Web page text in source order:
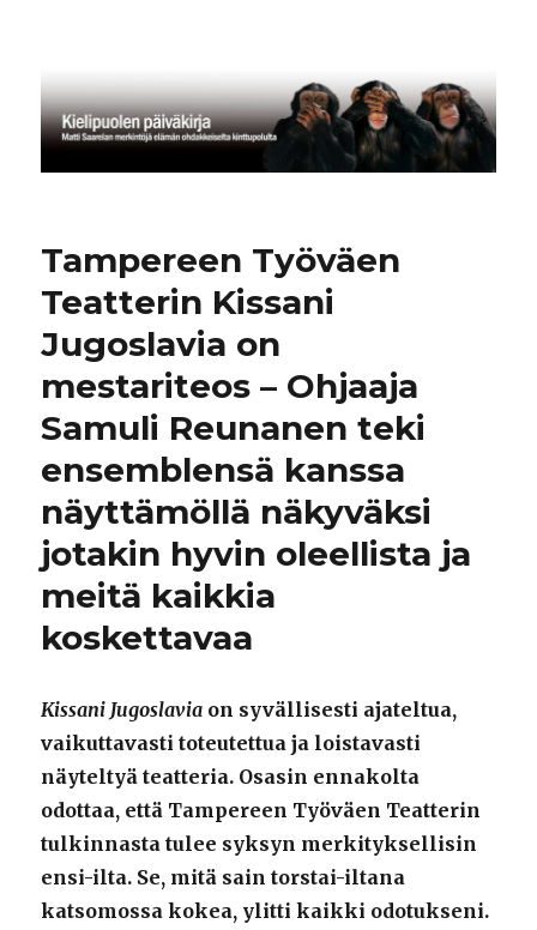
Tampereen Työväen
Teatterin Kissani
Jugoslavia on
mestariteos – Ohjaaja
Samuli Reunanen teki
ensemblensä kanssa
näyttämöllä näkyväksi
jotakin hyvin oleellista ja
meitä kaikkia
koskettavaa
Kissani Jugoslavia on syvällisesti ajateltua,
vaikuttavasti toteutettua ja loistavasti
näyteltyä teatteria. Osasin ennakolta
odottaa, että Tampereen Työväen Teatterin
tulkinnasta tulee syksyn merkityksellisin
ensi-ilta. Se, mitä sain torstai-iltana
katsomossa kokea, ylitti kaikki odotukseni.